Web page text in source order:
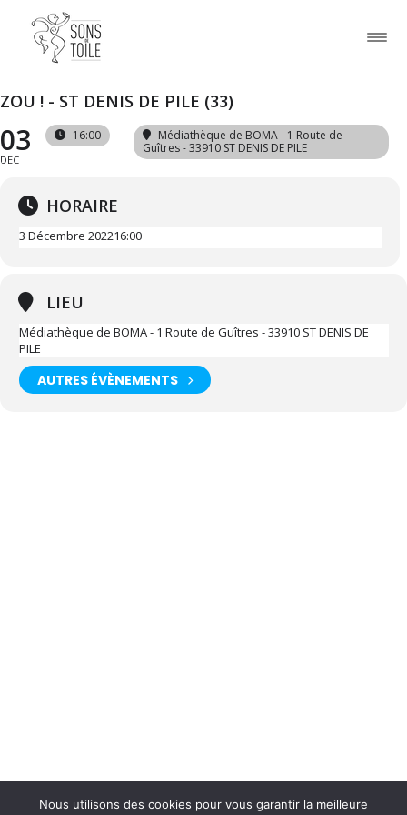
ZOU ! - ST DENIS DE PILE (33)
03
DEC
16:00
Médiathèque de BOMA - 1 Route de
Guîtres - 33910 ST DENIS DE PILE
HORAIRE
3 Décembre 202216:00
LIEU
Médiathèque de BOMA - 1 Route de Guîtres - 33910 ST DENIS DE
PILE
AUTRES ÉVÈNEMENTS
Nous utilisons des cookies pour vous garantir la meilleure